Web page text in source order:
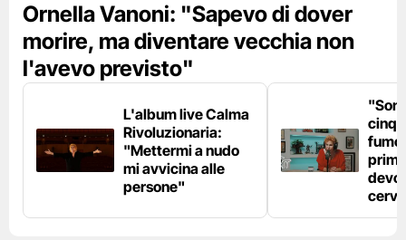
Ornella Vanoni: "Sapevo di dover
morire, ma diventare vecchia non
l'avevo previsto"
L'album live Calma
Rivoluzionaria:
"Mettermi a nudo
mi avvicina alle
persone"
fumo
devo